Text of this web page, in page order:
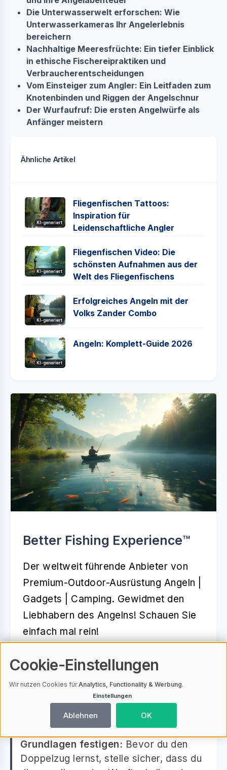
Die Unterwasserwelt erforschen: Wie
Unterwasserkameras Ihr Angelerlebnis
bereichern
Nachhaltige Meeresfrüchte: Ein tiefer Einblick
in ethische Fischereipraktiken und
Verbraucherentscheidungen
Vom Einsteiger zum Angler: Ein Leitfaden zum
Knotenbinden und Riggen der Angelschnur
Der Wurfaufruf: Die ersten Angelwürfe als
Anfänger meistern
Ähnliche Artikel
KI-generiert
Fliegenfischen Tattoos:
Inspiration für
Leidenschaftliche Angler
KI-generiert
Fliegenfischen Video: Die
schönsten Aufnahmen aus der
Welt des Fliegenfischens
KI-generiert
Erfolgreiches Angeln mit der
Volks Zander Combo
KI-generiert
Angeln: Komplett-Guide 2026
Better Fishing Experience™️
Der weltweit führende Anbieter von
Premium-Outdoor-Ausrüstung Angeln |
Gadgets | Camping. Gewidmet den
Liebhabern des Angelns! Schauen Sie
einfach mal rein!
Zu Buzzerfish.com
Nützliche Tipps zum Thema:
Grundlagen festigen: Bevor du den
Doppelzug lernst, stelle sicher, dass du
Cookie-Einstellungen
Wir nutzen Cookies fürAnalytics, Functionality & Werbung.
Einstellungen
Ablehnen OK